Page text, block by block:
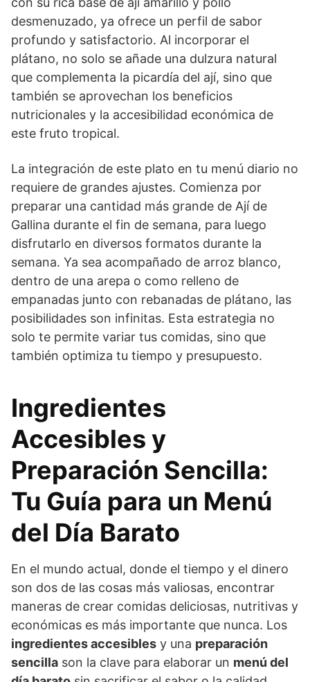
desmenuzado, ya ofrece un perfil de sabor
profundo y satisfactorio. Al incorporar el
plátano, no solo se añade una dulzura natural
que complementa la picardía del ají, sino que
también se aprovechan los beneficios
nutricionales y la accesibilidad económica de
este fruto tropical.
La integración de este plato en tu menú diario no
requiere de grandes ajustes. Comienza por
preparar una cantidad más grande de Ají de
Gallina durante el fin de semana, para luego
disfrutarlo en diversos formatos durante la
semana. Ya sea acompañado de arroz blanco,
dentro de una arepa o como relleno de
empanadas junto con rebanadas de plátano, las
posibilidades son infinitas. Esta estrategia no
solo te permite variar tus comidas, sino que
también optimiza tu tiempo y presupuesto.
Ingredientes
Accesibles y
Preparación Sencilla:
Tu Guía para un Menú
del Día Barato
En el mundo actual, donde el tiempo y el dinero
son dos de las cosas más valiosas, encontrar
maneras de crear comidas deliciosas, nutritivas y
económicas es más importante que nunca. Los
ingredientes accesibles y una preparación
sencilla son la clave para elaborar un menú del